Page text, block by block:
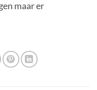
maar er